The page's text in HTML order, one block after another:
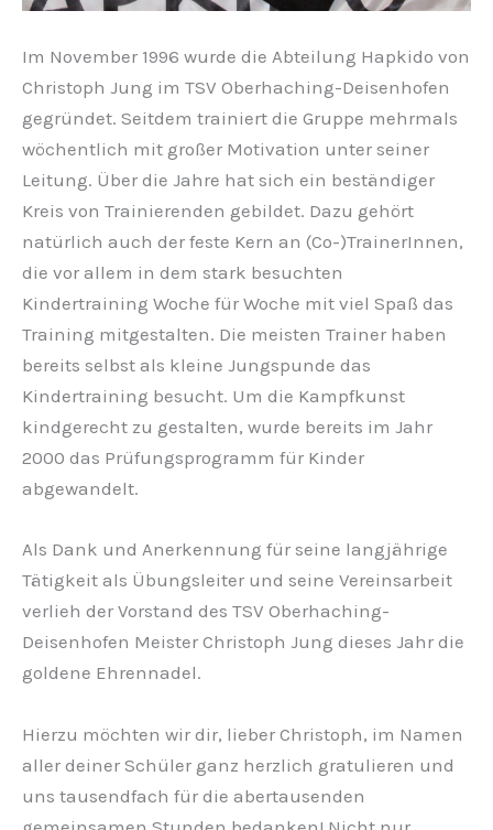
Im November 1996 wurde die Abteilung Hapkido von
Christoph Jung im TSV Oberhaching-Deisenhofen
gegründet. Seitdem trainiert die Gruppe mehrmals
wöchentlich mit großer Motivation unter seiner
Leitung. Über die Jahre hat sich ein beständiger
Kreis von Trainierenden gebildet. Dazu gehört
natürlich auch der feste Kern an (Co-)TrainerInnen,
die vor allem in dem stark besuchten
Kindertraining Woche für Woche mit viel Spaß das
Training mitgestalten. Die meisten Trainer haben
bereits selbst als kleine Jungspunde das
Kindertraining besucht. Um die Kampfkunst
kindgerecht zu gestalten, wurde bereits im Jahr
2000 das Prüfungsprogramm für Kinder
abgewandelt.
Als Dank und Anerkennung für seine langjährige
Tätigkeit als Übungsleiter und seine Vereinsarbeit
verlieh der Vorstand des TSV Oberhaching-
Deisenhofen Meister Christoph Jung dieses Jahr die
goldene Ehrennadel.
Hierzu möchten wir dir, lieber Christoph, im Namen
aller deiner Schüler ganz herzlich gratulieren und
uns tausendfach für die abertausenden